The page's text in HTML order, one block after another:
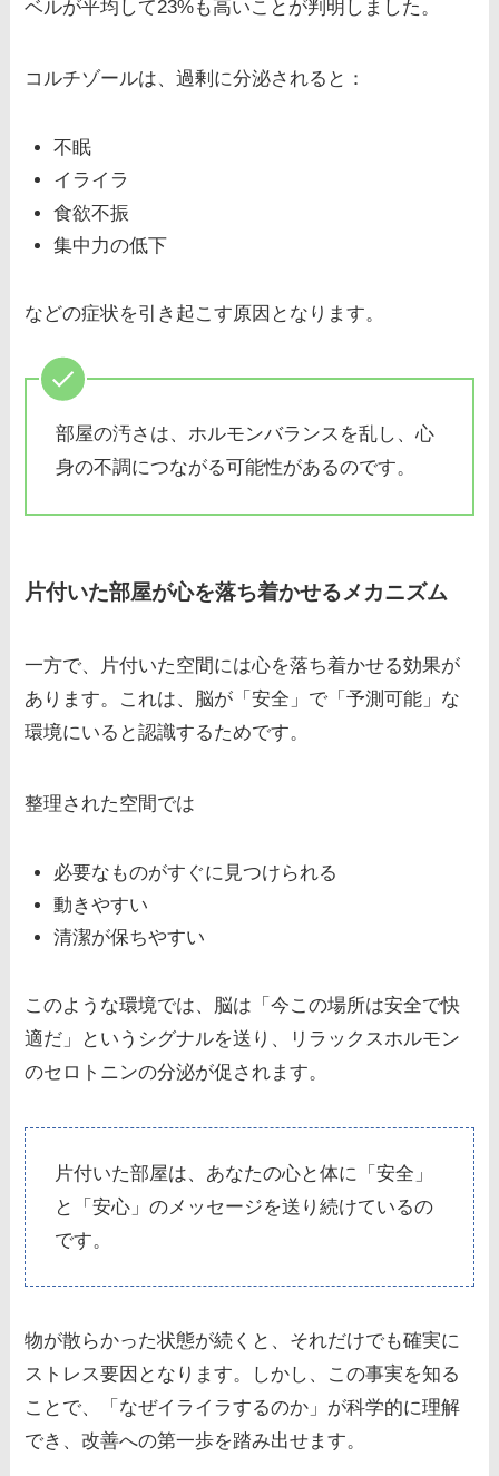
ベルが平均して23%も高いことが判明しました。
コルチゾールは、過剰に分泌されると：
不眠
イライラ
食欲不振
集中力の低下
などの症状を引き起こす原因となります。
部屋の汚さは、ホルモンバランスを乱し、心
身の不調につながる可能性があるのです。
片付いた部屋が心を落ち着かせるメカニズム
一方で、片付いた空間には心を落ち着かせる効果が
あります。これは、脳が「安全」で「予測可能」な
環境にいると認識するためです。
整理された空間では
必要なものがすぐに見つけられる
動きやすい
清潔が保ちやすい
このような環境では、脳は「今この場所は安全で快
適だ」というシグナルを送り、リラックスホルモン
のセロトニンの分泌が促されます。
片付いた部屋は、あなたの心と体に「安全」
と「安心」のメッセージを送り続けているの
です。
物が散らかった状態が続くと、それだけでも確実に
ストレス要因となります。しかし、この事実を知る
ことで、「なぜイライラするのか」が科学的に理解
でき、改善への第一歩を踏み出せます。